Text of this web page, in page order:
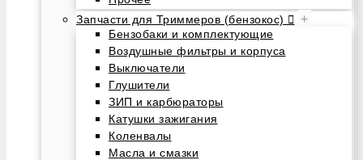
Запчасти для Триммеров (бензокос)
+
Бензобаки и комплектующие
Воздушные фильтры и корпуса
Выключатели
Глушители
ЗИП и карбюраторы
Катушки зажигания
Коленвалы
Масла и смазки